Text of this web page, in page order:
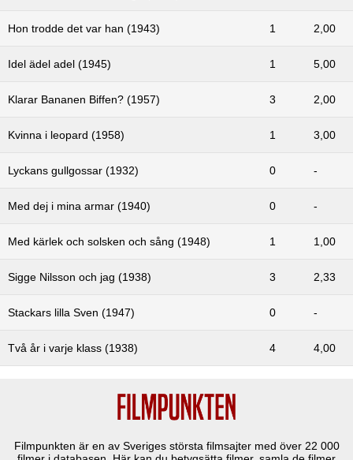
Hon trodde det var han (1943) 1 2,00
Idel ädel adel (1945) 1 5,00
Klarar Bananen Biffen? (1957) 3 2,00
Kvinna i leopard (1958) 1 3,00
Lyckans gullgossar (1932) 0 -
Med dej i mina armar (1940) 0 -
Med kärlek och solsken och sång (1948) 1 1,00
Sigge Nilsson och jag (1938) 3 2,33
Stackars lilla Sven (1947) 0 -
Två år i varje klass (1938) 4 4,00
Filmpunkten är en av Sveriges största filmsajter med över 22 000